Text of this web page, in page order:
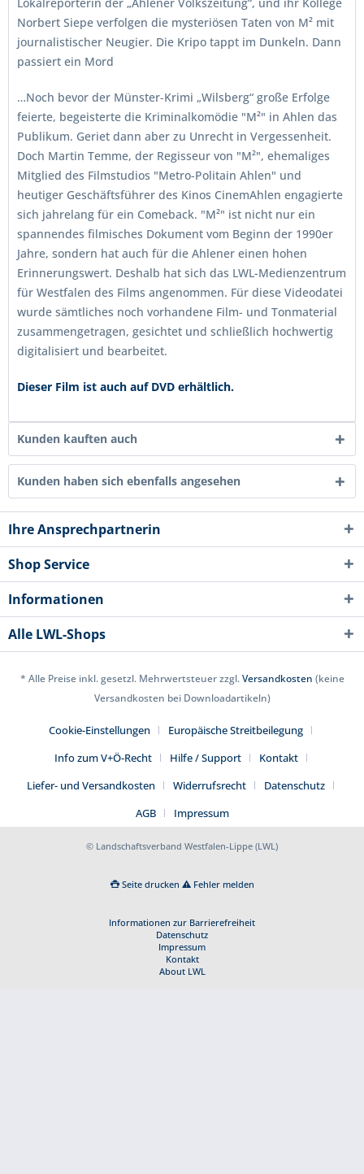
Norbert Siepe verfolgen die mysteriösen Taten von M² mit
journalistischer Neugier. Die Kripo tappt im Dunkeln. Dann
passiert ein Mord
…Noch bevor der Münster-Krimi „Wilsberg“ große Erfolge
feierte, begeisterte die Kriminalkomödie "M²" in Ahlen das
Publikum. Geriet dann aber zu Unrecht in Vergessenheit.
Doch Martin Temme, der Regisseur von "M²", ehemaliges
Mitglied des Filmstudios "Metro-Politain Ahlen" und
heutiger Geschäftsführer des Kinos CinemAhlen engagierte
sich jahrelang für ein Comeback. "M²" ist nicht nur ein
spannendes filmisches Dokument vom Beginn der 1990er
Jahre, sondern hat auch für die Ahlener einen hohen
Erinnerungswert. Deshalb hat sich das LWL-Medienzentrum
für Westfalen des Films angenommen. Für diese Videodatei
wurde sämtliches noch vorhandene Film- und Tonmaterial
zusammengetragen, gesichtet und schließlich hochwertig
digitalisiert und bearbeitet.
Dieser Film ist auch auf DVD erhältlich.
Kunden kauften auch
Kunden haben sich ebenfalls angesehen
Ihre Ansprechpartnerin
Shop Service
Informationen
Alle LWL-Shops
* Alle Preise inkl. gesetzl. Mehrwertsteuer zzgl.Versandkosten (keine
Versandkosten bei Downloadartikeln)
Cookie-Einstellungen
Europäische Streitbeilegung
Info zum V+Ö-Recht
Hilfe / Support
Kontakt
Liefer- und Versandkosten
Widerrufsrecht
Datenschutz
AGB
Impressum
© Landschaftsverband Westfalen-Lippe (LWL)
Seite drucken Fehler melden
Informationen zur Barrierefreiheit
Datenschutz
Impressum
Kontakt
About LWL